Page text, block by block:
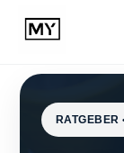
RATGEBER